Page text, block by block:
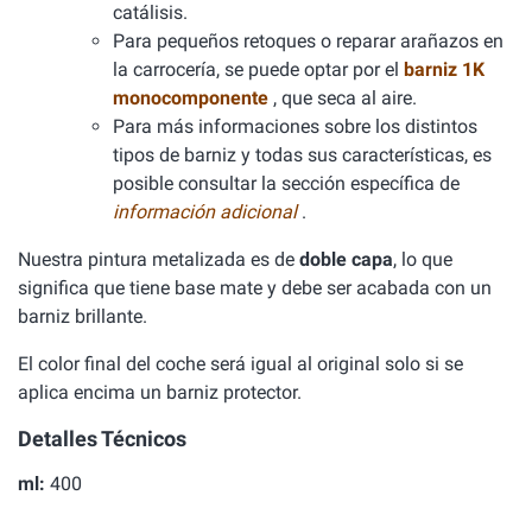
catálisis.
Para pequeños retoques o reparar arañazos en
la carrocería, se puede optar por el barniz 1K
monocomponente , que seca al aire.
Para más informaciones sobre los distintos
tipos de barniz y todas sus características, es
posible consultar la sección específica de
información adicional.
Nuestra pintura metalizada es de doble capa, lo que
significa que tiene base mate y debe ser acabada con un
barniz brillante.
El color final del coche será igual al original solo si se
aplica encima un barniz protector.
Detalles Técnicos
ml: 400